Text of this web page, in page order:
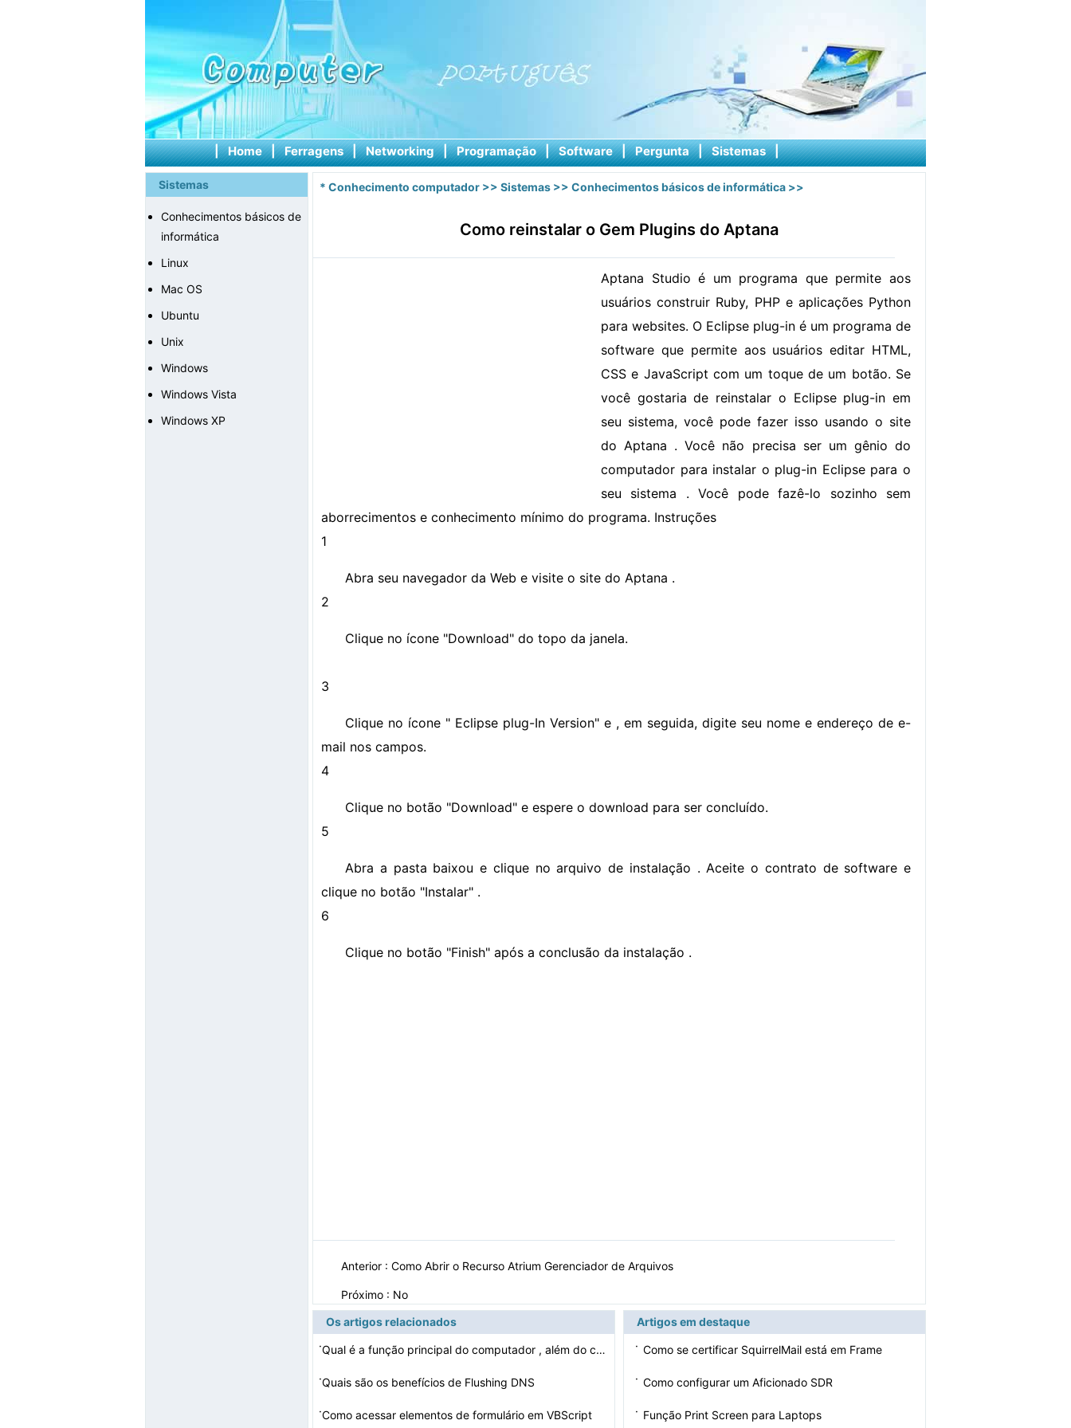
| Home | Ferragens | Networking | Programação | Software | Pergunta | Sistemas |
Sistemas
Conhecimentos básicos de
informática
Linux
Mac OS
Ubuntu
Unix
Windows
Windows Vista
Windows XP
* Conhecimento computador >> Sistemas >> Conhecimentos básicos de informática >>
Como reinstalar o Gem Plugins do Aptana
Aptana Studio é um programa que permite aos
usuários construir Ruby, PHP e aplicações Python
para websites. O Eclipse plug-in é um programa de
software que permite aos usuários editar HTML,
CSS e JavaScript com um toque de um botão. Se
você gostaria de reinstalar o Eclipse plug-in em
seu sistema, você pode fazer isso usando o site
do Aptana . Você não precisa ser um gênio do
computador para instalar o plug-in Eclipse para o
seu sistema . Você pode fazê-lo sozinho sem
aborrecimentos e conhecimento mínimo do programa. Instruções
1
Abra seu navegador da Web e visite o site do Aptana .
2
Clique no ícone "Download" do topo da janela.
3
Clique no ícone " Eclipse plug-In Version" e , em seguida, digite seu nome e endereço de e-
mail nos campos.
4
Clique no botão "Download" e espere o download para ser concluído.
5
Abra a pasta baixou e clique no arquivo de instalação . Aceite o contrato de software e
clique no botão "Instalar" .
6
Clique no botão "Finish" após a conclusão da instalação .
Anterior : Como Abrir o Recurso Atrium Gerenciador de Arquivos
Próximo : No
Os artigos relacionados
·Qual é a função principal do computador , além do c…
·Quais são os benefícios de Flushing DNS
·Como acessar elementos de formulário em VBScript
Artigos em destaque
· Como se certificar SquirrelMail está em Frame
· Como configurar um Aficionado SDR
· Função Print Screen para Laptops